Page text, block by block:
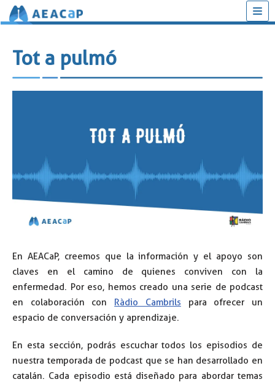
al
contenido
Tot a pulmó
En AEACaP, creemos que la información y el apoyo son
claves en el camino de quienes conviven con la
enfermedad. Por eso, hemos creado una serie de podcast
en colaboración con Ràdio Cambrils para ofrecer un
espacio de conversación y aprendizaje.
En esta sección, podrás escuchar todos los episodios de
nuestra temporada de podcast que se han desarrollado en
catalán. Cada episodio está diseñado para abordar temas